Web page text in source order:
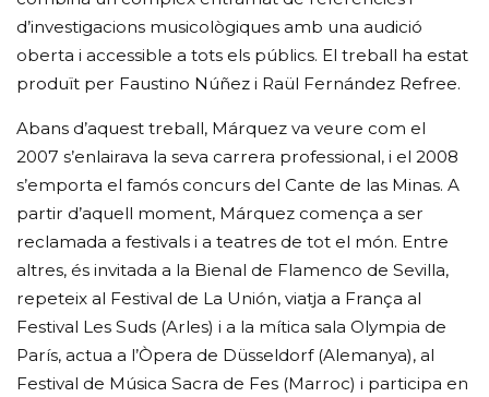
d’investigacions musicològiques amb una audició
oberta i accessible a tots els públics. El treball ha estat
produït per Faustino Núñez i Raül Fernández Refree.
Abans d’aquest treball, Márquez va veure com el
2007 s’enlairava la seva carrera professional, i el 2008
s’emporta el famós concurs del Cante de las Minas. A
partir d’aquell moment, Márquez comença a ser
reclamada a festivals i a teatres de tot el món. Entre
altres, és invitada a la Bienal de Flamenco de Sevilla,
repeteix al Festival de La Unión, viatja a França al
Festival Les Suds (Arles) i a la mítica sala Olympia de
París, actua a l’Òpera de Düsseldorf (Alemanya), al
Festival de Música Sacra de Fes (Marroc) i participa en